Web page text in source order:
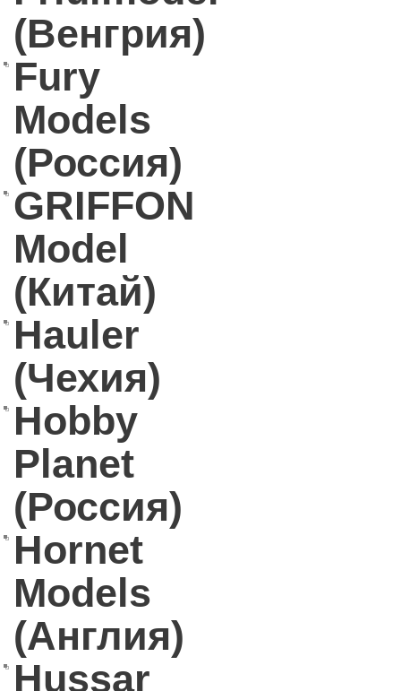
(Венгрия)
Fury
Models
(Россия)
GRIFFON
Model
(Китай)
Hauler
(Чехия)
Hobby
Planet
(Россия)
Hornet
Models
(Англия)
Hussar